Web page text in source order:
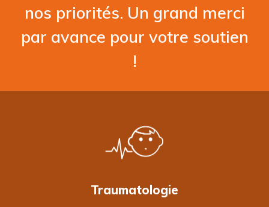
nos priorités. Un grand merci
par avance pour votre soutien
!
Traumatologie